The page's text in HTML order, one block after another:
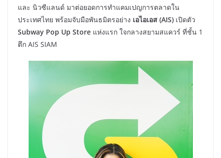
และ นิวซีแลนด์ มาต่อยอดการทำแคมเปญการตลาดใน
ประเทศไทย พร้อมจับมือพันธมิตรอย่าง เอไอเอส (AIS) เปิดตัว
Subway Pop Up Store แห่งแรก ใจกลางสยามสแควร์ ที่ชั้น 1
ตึก AIS SIAM